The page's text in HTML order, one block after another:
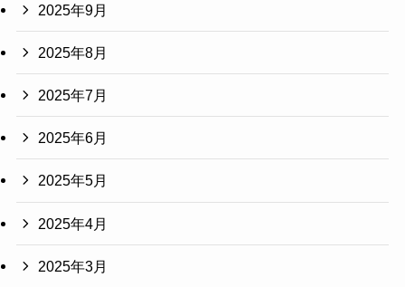
2025年9月
2025年8月
2025年7月
2025年6月
2025年5月
2025年4月
2025年3月